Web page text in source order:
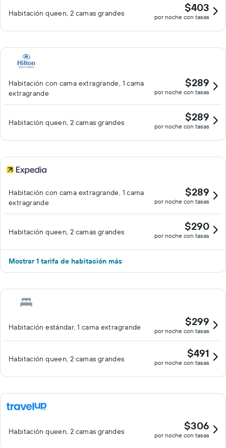
Habitación queen, 2 camas grandes $403
por noche con tasas
Habitación con cama extragrande, 1 cama
extragrande
$289
por noche con tasas
Habitación queen, 2 camas grandes $289
por noche con tasas
Habitación con cama extragrande, 1 cama
extragrande
$289
por noche con tasas
Habitación queen, 2 camas grandes $290
por noche con tasas
Mostrar 1 tarifa de habitación más
Habitación estándar, 1 cama extragrande $299
por noche con tasas
Habitación queen, 2 camas grandes $491
por noche con tasas
Habitación queen, 2 camas grandes $306
por noche con tasas